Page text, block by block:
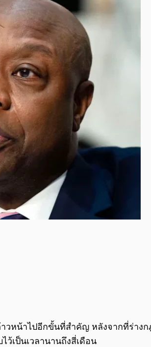
หน้าไปอีกขั้นที่สำคัญ หลังจากที่ร่าง
เป็นเวลานานถึงสี่เดือน